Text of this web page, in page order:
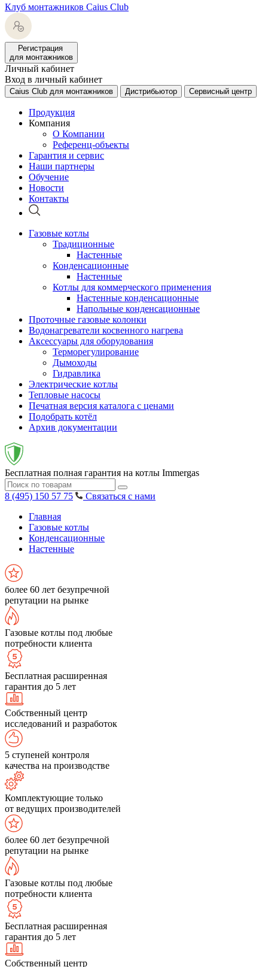
Клуб монтажников Caius Club
Регистрация
для монтажников
Личный кабинет
Вход в личный кабинет
Caius Club для монтажников Дистрибьютор Сервисный центр
Продукция
Компания
О Компании
Референц-объекты
Гарантия и сервис
Наши партнеры
Обучение
Новости
Контакты
Газовые котлы
Традиционные
Настенные
Конденсационные
Настенные
Котлы для коммерческого применения
Настенные конденсационные
Напольные конденсационные
Проточные газовые колонки
Водонагреватели косвенного нагрева
Аксессуары для оборудования
Терморегулирование
Дымоходы
Гидравлика
Электрические котлы
Тепловые насосы
Печатная версия каталога с ценами
Подобрать котёл
Архив документации
Бесплатная полная гарантия на котлы Immergas
8 (495) 150 57 75
Связаться с нами
Главная
Газовые котлы
Конденсационные
Настенные
более 60 лет безупречной
репутации на рынке
Газовые котлы под любые
потребности клиента
Бесплатная расширенная
гарантия до 5 лет
Собственный центр
исследований и разработок
5 ступеней контроля
качества на производстве
Комплектующие только
от ведущих производителей
более 60 лет безупречной
репутации на рынке
Газовые котлы под любые
потребности клиента
Бесплатная расширенная
гарантия до 5 лет
Собственный центр